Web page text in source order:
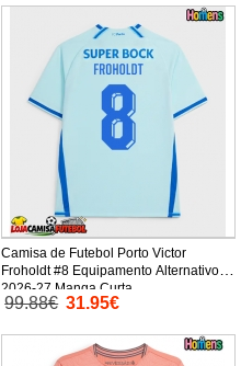
Camisa de Futebol Porto Victor
Froholdt #8 Equipamento Alternativo
2026-27 Manga Curta
99.88€ 31.95€